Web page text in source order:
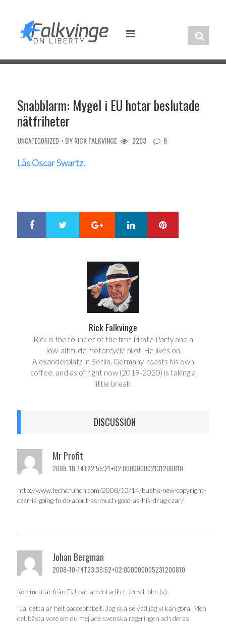
content
Snabblarm: Mygel i EU hotar beslutade
nätfriheter
UNCATEGORIZED • BYRICK FALKVINGE 2203 6
Läs Oscar Swartz.
Google+ LinkedIn
Rick Falkvinge
Rick is the founder of the first Pirate Party and a
low-altitude motorcycle pilot. He lives on
Alexanderplatz in Berlin, Germany, roasts his own
coffee, and as of right now (2019-2020) is taking a
little break.
DISCUSSION
Mr Profit
2008-10-14T22:55:21+02:000000002131200810
http://www.techcrunch.com/2008/10/14/bushs-new-copyright-
czar-is-going-to-do-about-as-much-good-as-his-drug-czar/
Johan Bergman
2008-10-14T23:39:52+02:000000005231200810
Kommentar från EU-parlamentariker Jens Holm (v):
“Ja, detta är helt oacceptabelt. Jag ska se vad jag vi kan göra. Men
det bästa vore om du mejlade svenska regeringen och deras